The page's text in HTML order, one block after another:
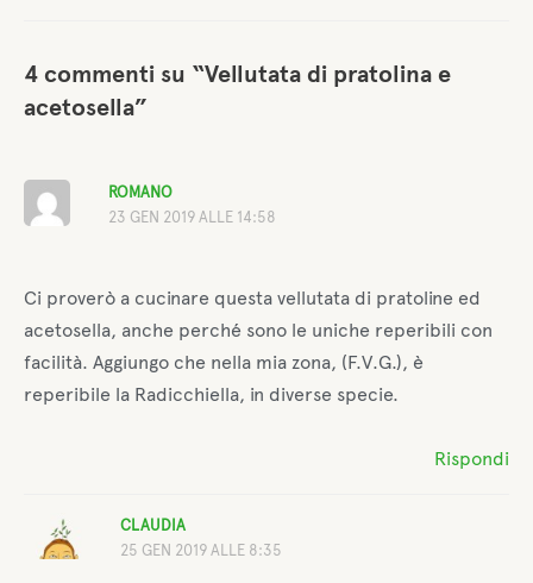
4 commenti su “Vellutata di pratolina e
acetosella”
ROMANO
23 GEN 2019 ALLE 14:58
Ci proverò a cucinare questa vellutata di pratoline ed
acetosella, anche perché sono le uniche reperibili con
facilità. Aggiungo che nella mia zona, (F.V.G.), è
reperibile la Radicchiella, in diverse specie.
Rispondi
CLAUDIA
25 GEN 2019 ALLE 8:35